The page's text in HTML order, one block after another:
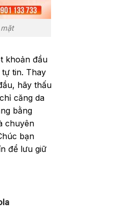
khoản đầu
tin. Thay
hãy thấu
căng da
bằng
chuyên
bạn
để lưu giữ